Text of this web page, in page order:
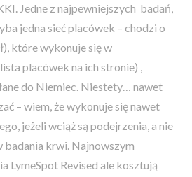
Jedne z najpewniejszych badań,
jedna sieć placówek – chodzi o
które wykonuje się w
placówek na ich stronie) ,
do Niemiec. Niestety… nawet
– wiem, że wykonuje się nawet
jeżeli wciąż są podejrzenia, a nie
badania krwi. Najnowszym
LymeSpot Revised ale kosztują